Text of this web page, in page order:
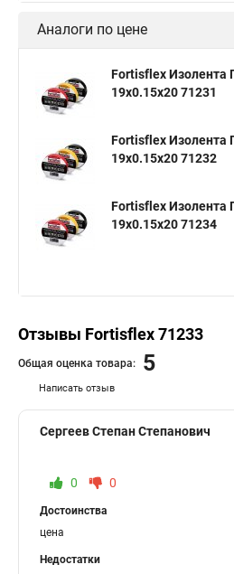
Аналоги по цене
Fortisflex Изолента
19х0.15х20 71231
Fortisflex Изолента
19х0.15х20 71232
Fortisflex Изолента
19х0.15х20 71234
Отзывы Fortisflex 71233
Написать отзыв
Общая оценка товара: 5
Сергеев Степан Степанович
0 0
Достоинства
цена
Недостатки